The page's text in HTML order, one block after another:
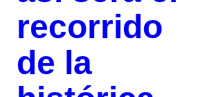
recorrido
de la